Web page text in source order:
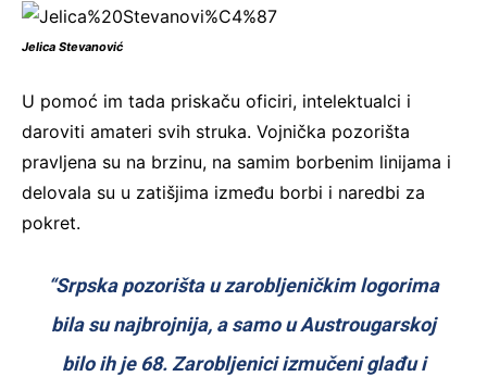
Jelica Stevanović
U pomoć im tada priskaču oficiri, intelektualci i
daroviti amateri svih struka. Vojnička pozorišta
pravljena su na brzinu, na samim borbenim linijama i
delovala su u zatišjima između borbi i naredbi za
pokret.
“Srpska pozorišta u zarobljeničkim logorima
bila su najbrojnija, a samo u Austrougarskoj
bilo ih je 68. Zarobljenici izmučeni glađu i